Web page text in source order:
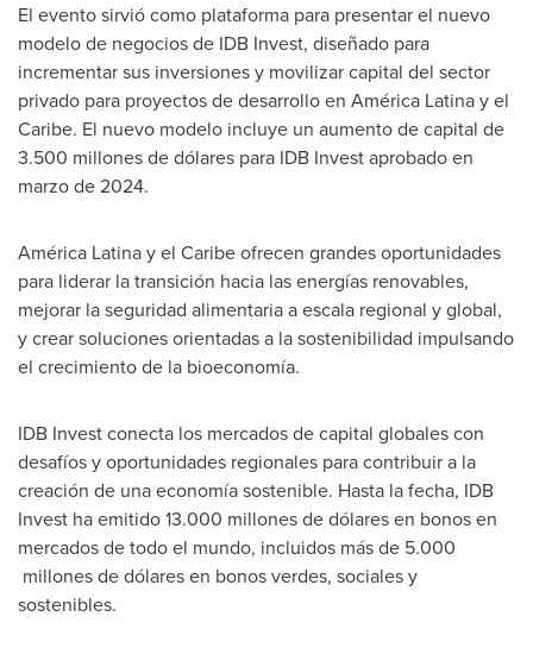
El evento sirvió como plataforma para presentar el nuevo
modelo de negocios de IDB Invest, diseñado para
incrementar sus inversiones y movilizar capital del sector
privado para proyectos de desarrollo en América Latina y el
Caribe. El nuevo modelo incluye un aumento de capital de
3.500 millones de dólares para IDB Invest aprobado en
marzo de 2024.
América Latina y el Caribe ofrecen grandes oportunidades
para liderar la transición hacia las energías renovables,
mejorar la seguridad alimentaria a escala regional y global,
y crear soluciones orientadas a la sostenibilidad impulsando
el crecimiento de la bioeconomía.
IDB Invest conecta los mercados de capital globales con
desafíos y oportunidades regionales para contribuir a la
creación de una economía sostenible. Hasta la fecha, IDB
Invest ha emitido 13.000 millones de dólares en bonos en
mercados de todo el mundo, incluidos más de 5.000
millones de dólares en bonos verdes, sociales y
sostenibles.